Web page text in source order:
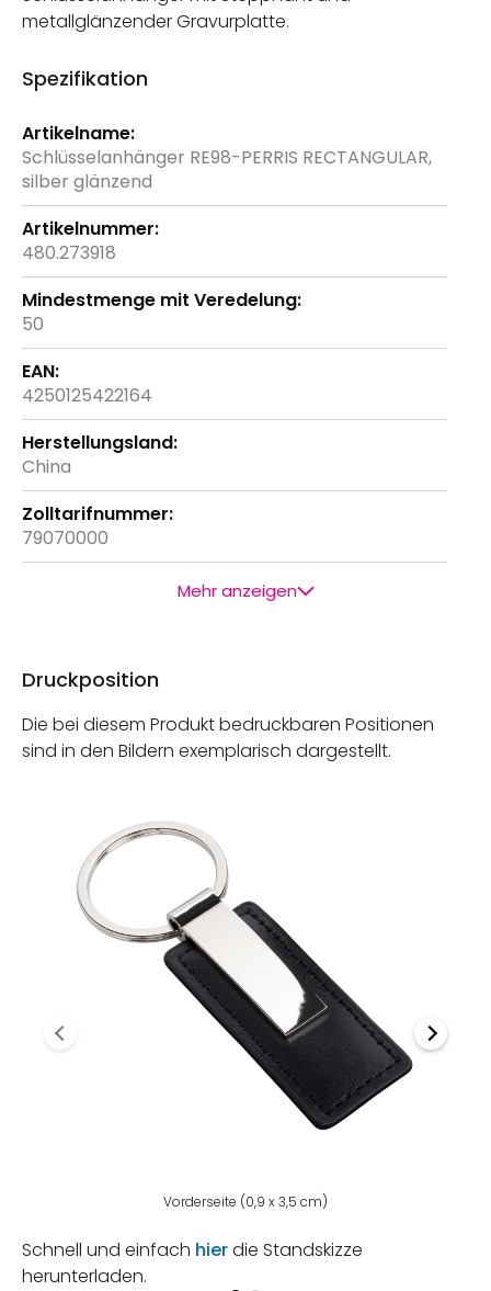
metallglänzender Gravurplatte.
Spezifikation
Weitere
Informationen
Schlüsselanhänger RE98-PERRIS RECTANGULAR,
silber glänzend
480.273918
50
4250125422164
China
79070000
Mehr anzeigen
Druckposition
Die bei diesem Produkt bedruckbaren Positionen
sind in den Bildern exemplarisch dargestellt.
Vorderseite (0,9 x 3,5 cm)
Schnell und einfach hierdie Standskizze
herunterladen.